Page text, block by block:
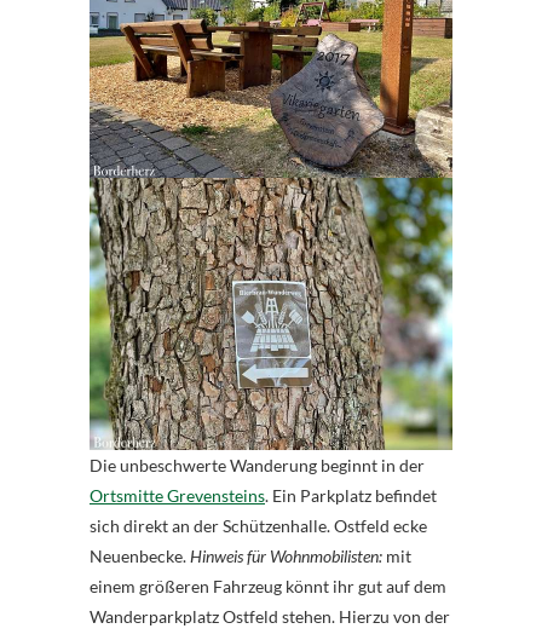
Die unbeschwerte Wanderung beginnt in der
Ortsmitte Grevensteins. Ein Parkplatz befindet
sich direkt an der Schützenhalle. Ostfeld ecke
Neuenbecke.Hinweis für Wohnmobilisten: mit
einem größeren Fahrzeug könnt ihr gut auf dem
Wanderparkplatz Ostfeld stehen. Hierzu von der